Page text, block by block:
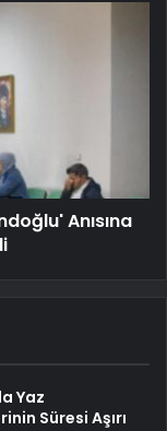
Anısına
Yaz
Süresi Aşırı